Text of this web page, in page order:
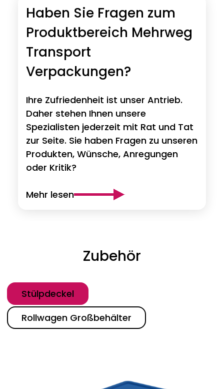
Haben Sie Fragen zum
Produktbereich Mehrweg
Transport
Verpackungen?
Ihre Zufriedenheit ist unser Antrieb.
Daher stehen Ihnen unsere
Spezialisten jederzeit mit Rat und Tat
zur Seite. Sie haben Fragen zu unseren
Produkten, Wünsche, Anregungen
oder Kritik?
Mehr lesen
Zubehör
Kategorie
Stülpdeckel
Rollwagen Großbehälter